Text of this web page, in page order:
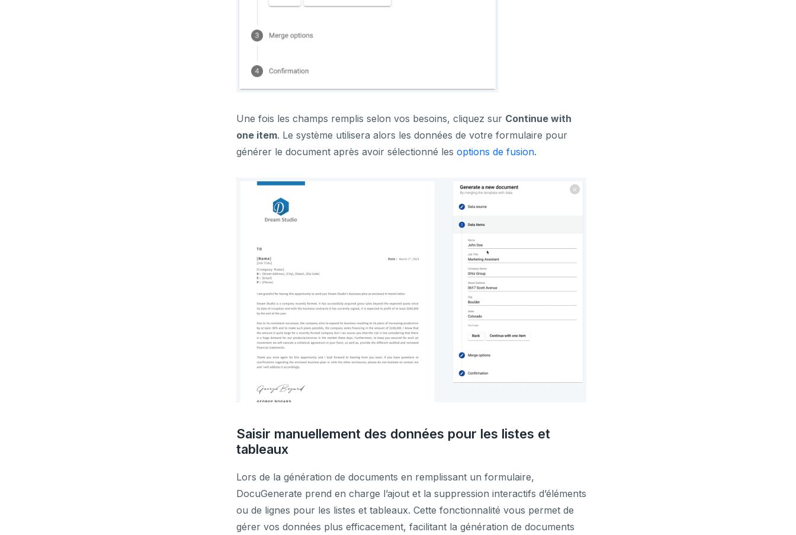
Une fois les champs remplis selon vos besoins, cliquez sur Continue with
one item. Le système utilisera alors les données de votre formulaire pour
générer le document après avoir sélectionné les options de fusion.
Saisir manuellement des données pour les listes et
tableaux
Lors de la génération de documents en remplissant un formulaire,
DocuGenerate prend en charge l’ajout et la suppression interactifs d’éléments
ou de lignes pour les listes et tableaux. Cette fonctionnalité vous permet de
gérer vos données plus efficacement, facilitant la génération de documents